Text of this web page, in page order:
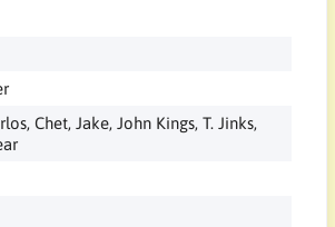
Chet, Jake, John Kings, T. Jinks,